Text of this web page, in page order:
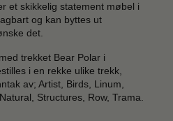
et skikkelig statement møbel i
og kan byttes ut
det.
trekket Bear Polar i
i en rekke ulike trekk,
av; Artist, Birds, Linum,
Structures, Row, Trama.